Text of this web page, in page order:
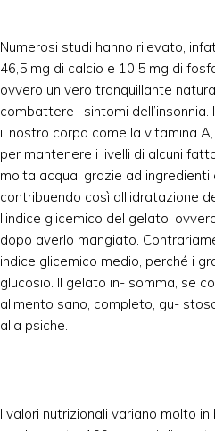
Numerosi studi hanno rilevato,
46,5 mg di calcio e 10,5 mg di
ovvero un vero tranquillante
combattere i sintomi
il nostro corpo come la vitamina A,
per mantenere i livelli di alcuni
molta acqua, grazie ad
contribuendo così all’idratazione
l’indice glicemico del gelato,
dopo averlo mangiato.
indice glicemico medio, perché i
glucosio. Il gelato in- somma, se
alimento sano, completo, gu-
alla psiche.
I valori nutrizionali variano molto